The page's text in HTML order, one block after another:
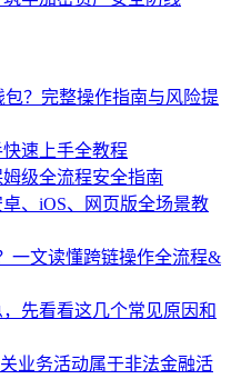
？完整操作指南与风险提
速上手全教程
级全流程安全指南
、iOS、网页版全场景教
一文读懂跨链操作全流程&
先看看这几个常见原因和
业务活动属于非法金融活